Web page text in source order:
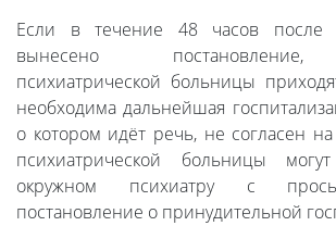
Если в течение 48 часов после
вынесено постановление,
психиатрической больницы
необходима дальнейшая
о котором идёт речь, не согласен на
психиатрической больницы
окружном психиатру с
постановление о принудительной